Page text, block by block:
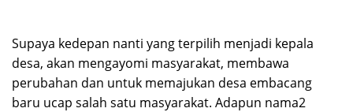
Supaya kedepan nanti yang terpilih menjadi kepala
desa, akan mengayomi masyarakat, membawa
perubahan dan untuk memajukan desa embacang
baru ucap salah satu masyarakat. Adapun nama2